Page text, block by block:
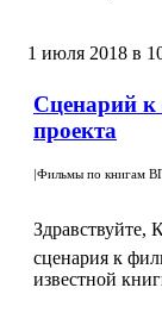
1 июля 2018 в
Сценарий
проекта
|Фильмы по книгам
Здравствуйте,
сценария к
известной